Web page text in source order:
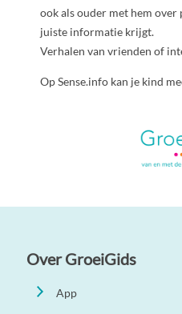
ook als ouder met hem over
juiste informatie krijgt.
Verhalen van vrienden of
Op Sense.info kan je kind
Over GroeiGids
App